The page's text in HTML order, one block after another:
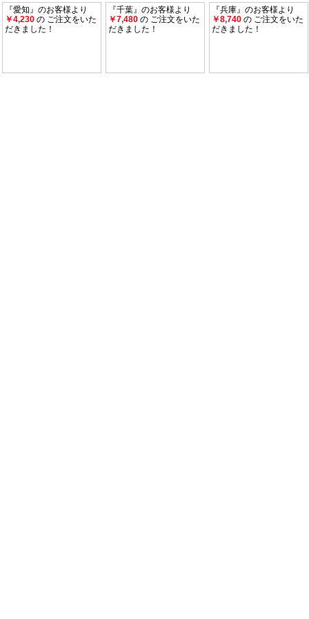
『愛知』のお客様より
￥4,230 の ご注文をいた
だきました！
『千葉』のお客様より
￥7,480 の ご注文をいた
だきました！
『兵庫』のお客様より
￥8,740 の ご注文をいた
だきました！